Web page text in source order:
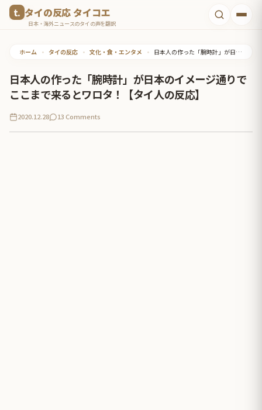
タイの反応 タイコエ
日本・海外ニュースのタイの声を翻訳
ホーム • タイの反応 • 文化・食・エンタメ • 日本人の作った「腕時計」が日本のイメージ通りでここまで来るとワロタ！【タイ人の反応】
日本人の作った「腕時計」が日本のイメージ通りで
ここまで来るとワロタ！【タイ人の反応】
2020.12.28 13 Comments